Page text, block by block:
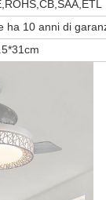
ha 10 anni di